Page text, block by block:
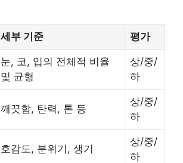
세부 기준 평가
눈, 코, 입의 전체적 비율
및 균형
상/중/
하
깨끗함, 탄력, 톤 등
상/중/
하
호감도, 분위기, 생기
상/중/
하